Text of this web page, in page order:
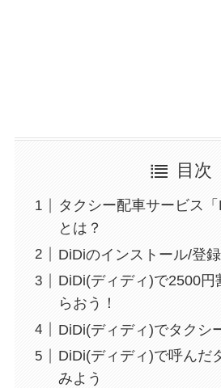
目次
タクシー配車サービス「
とは？
DiDiのインストール/登録
DiDi(ディディ)で2500円
らおう！
DiDi(ディディ)でタクシ
DiDi(ディディ)で呼んだ
みよう